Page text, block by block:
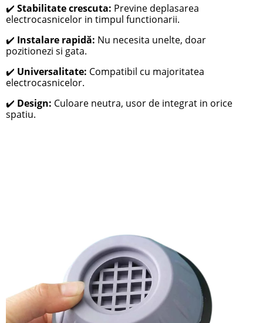
✔️Stabilitate crescuta: Previne deplasarea
electrocasnicelor in timpul functionarii.
✔️ Instalare rapidă: Nu necesita unelte, doar
pozitionezi si gata.
✔️ Universalitate: Compatibil cu majoritatea
electrocasnicelor.
✔️ Design: Culoare neutra, usor de integrat in orice
spatiu.